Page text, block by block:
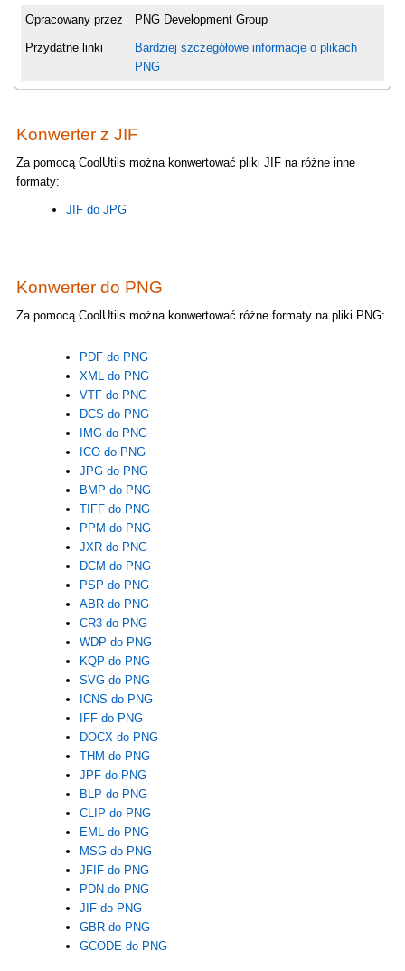
Opracowany przez PNG Development Group
Przydatne linki
Bardziej szczegółowe informacje o plikach
PNG
Konwerter z JIF
Za pomocą CoolUtils można konwertować pliki JIF na różne inne
formaty:
JIF do JPG
Konwerter do PNG
Za pomocą CoolUtils można konwertować różne formaty na pliki PNG:
PDF do PNG
XML do PNG
VTF do PNG
DCS do PNG
IMG do PNG
ICO do PNG
JPG do PNG
BMP do PNG
TIFF do PNG
PPM do PNG
JXR do PNG
DCM do PNG
PSP do PNG
ABR do PNG
CR3 do PNG
WDP do PNG
KQP do PNG
SVG do PNG
ICNS do PNG
IFF do PNG
DOCX do PNG
THM do PNG
JPF do PNG
BLP do PNG
CLIP do PNG
EML do PNG
MSG do PNG
JFIF do PNG
PDN do PNG
JIF do PNG
GBR do PNG
GCODE do PNG